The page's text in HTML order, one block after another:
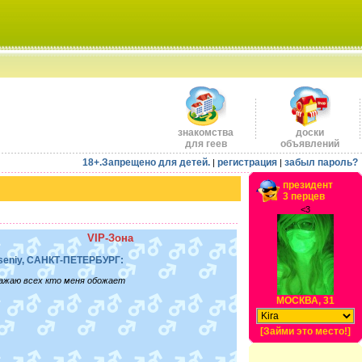
знакомства
для геев
доски
объявлений
18+.Запрещено для детей. | регистрация | забыл пароль?
VIP-Зона
САНКТ-ПЕТЕРБУРГ:
всех кто меня обожает
президент
3 перцев
<3
МОСКВА, 31
[Займи это место!]